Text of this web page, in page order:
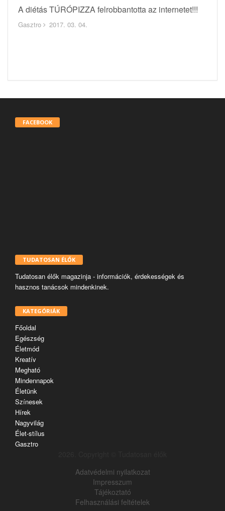
A diétás TÚRÓPIZZA felrobbantotta az internetet!!!
Gasztro 2017. 03. 04.
FACEBOOK
TUDATOSAN ÉLŐK
Tudatosan élők magazinja - információk, érdekességek és
hasznos tanácsok mindenkinek.
KATEGÓRIÁK
Főoldal
Egészség
Életmód
Kreatív
Megható
Mindennapok
Életünk
Színesek
Hírek
Nagyvilág
Élet-stílus
Gasztro
Adatvédelmi nyilatkozat
Impresszum
Tájékoztató
Felhasználási feltételek